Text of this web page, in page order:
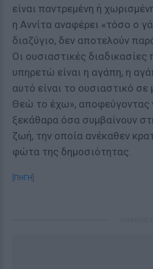
είναι παντρεμένη ή
η Αννίτα αναφέρει «τόσο ο
διαζύγιο, δεν αποτελούν
Οι ουσιαστικές
υπηρετώ είναι η αγάπη, η
αυτό είναι το ουσιαστικό
Θεώ το έχω», αποφεύγοντας
ξεκάθαρα όσα συμβαίνουν
ζωή, την οποία ανέκαθεν
φώτα της δημοσιότητας.
[ΠΗΓΗ]